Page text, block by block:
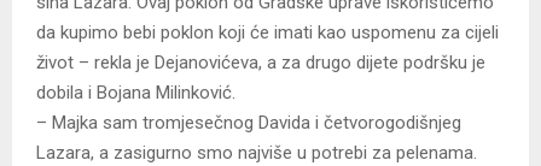
da kupimo bebi poklon koji će imati kao uspomenu za cijeli
život – rekla je Dejanovićeva, a za drugo dijete podršku je
dobila i Bojana Milinković.
– Majka sam tromjesečnog Davida i četvorogodišnjeg
Lazara, a zasigurno smo najviše u potrebi za pelenama.